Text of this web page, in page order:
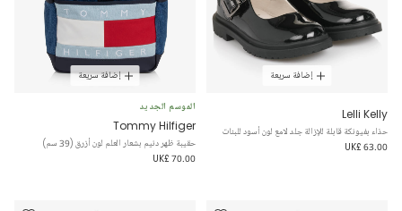
إضافة سريعة
Lelli Kelly
حذاء بفيونكة قابلة للإزالة جلد لامع لون أسود للبنات
UK£ 63.00
إضافة سريعة
الموسم الجديد
Tommy Hilfiger
حقيبة ظهر دنيم بشعار العلم لون أزرق (39 سم)
UK£ 70.00